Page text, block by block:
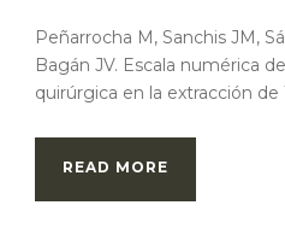
Peñarrocha M, Sanchis JM,
Bagán JV. Escala numérica
quirúrgica en la extracción de
READ MORE